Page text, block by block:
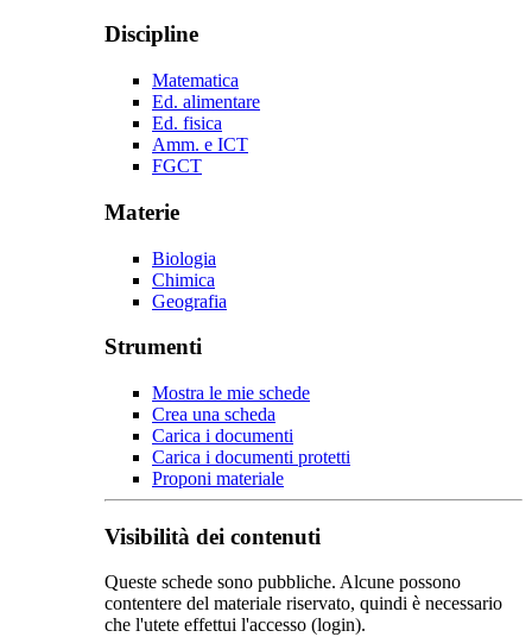
Discipline
Matematica
Ed. alimentare
Ed. fisica
Amm. e ICT
FGCT
Materie
Biologia
Chimica
Geografia
Strumenti
Mostra le mie schede
Crea una scheda
Carica i documenti
Carica i documenti protetti
Proponi materiale
Visibilità dei contenuti
Queste schede sono pubbliche. Alcune possono
contentere del materiale riservato, quindi è necessario
che l'utete effettui l'accesso (login).